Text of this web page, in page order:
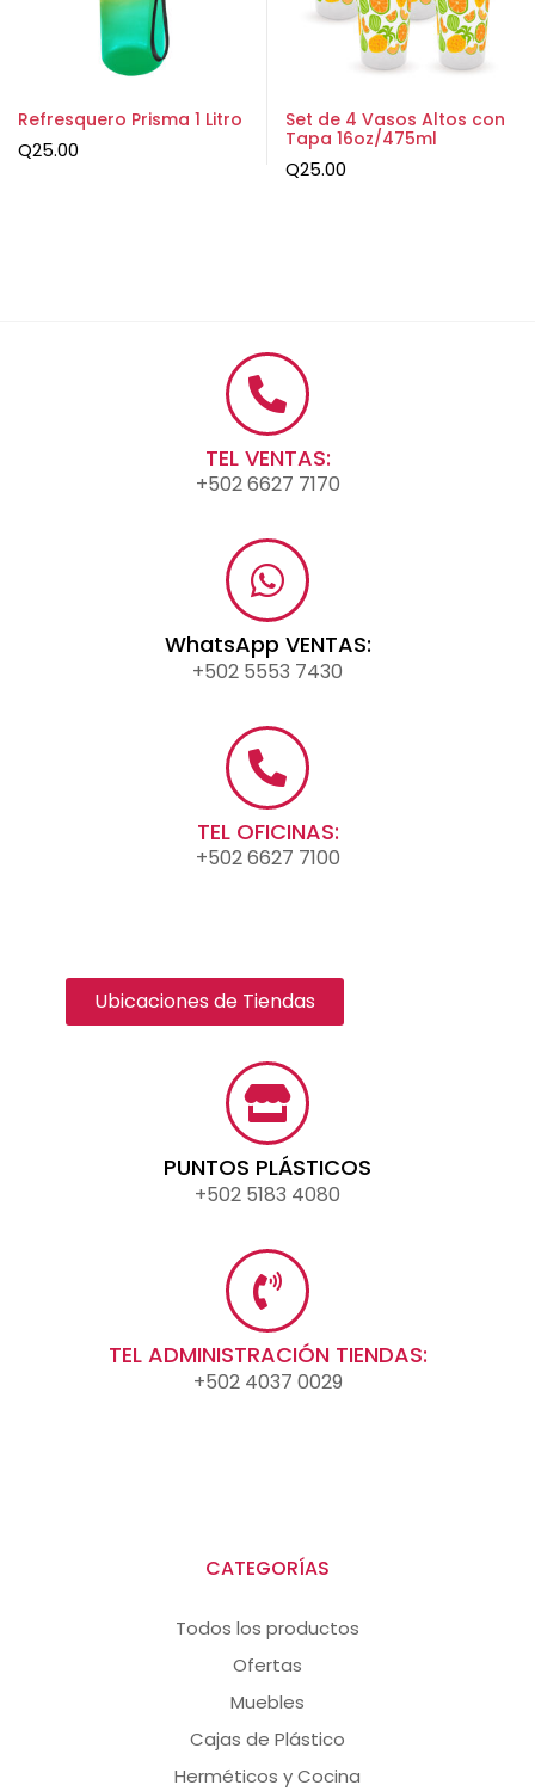
Refresquero Prisma 1 Litro
Q25.00
Set de 4 Vasos Altos con
Tapa 16oz/475ml
Q25.00
TEL VENTAS:
+502 6627 7170
WhatsApp VENTAS:
+502 5553 7430
TEL OFICINAS:
+502 6627 7100
Ubicaciones de Tiendas
PUNTOS PLÁSTICOS
+502 5183 4080
TEL ADMINISTRACIÓN TIENDAS:
+502 4037 0029
CATEGORÍAS
Todos los productos
Ofertas
Muebles
Cajas de Plástico
Herméticos y Cocina